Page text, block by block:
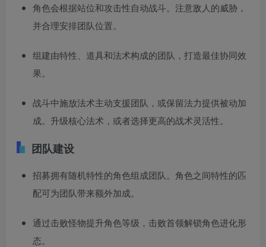
角色会根据站位和攻击性自动战斗。注意敌人的威胁，
并合理安排团队位置。
组建由特性、道具和法术构成的团队，打造最佳协同效
果。
战斗中施放法术主动支援团队，或保留法力提供被动加
成。升级核心法术，或者选择更高的战术灵活性。
团队建设
招募拥有随机特性的角色组成团队。角色之间特性的匹
配可为团队带来额外加成。
通过击败怪物提升角色等级，击败首领解锁角色进化形
态。